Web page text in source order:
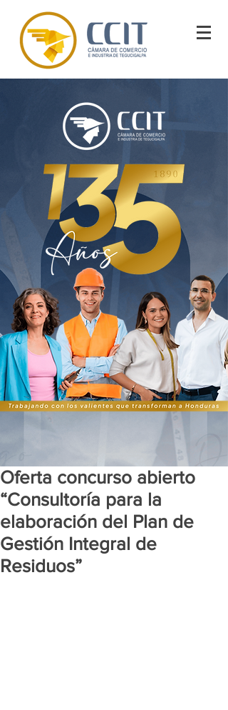
Oferta concurso abierto
“Consultoría para la
elaboración del Plan de
Gestión Integral de
Residuos”